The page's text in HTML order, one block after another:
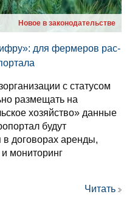
Новое в законодательстве
для фер­ме­ров рас­
с статусом
размещать на
хозяйство» данные
будут
в договорах аренды,
мониторинг
Читать